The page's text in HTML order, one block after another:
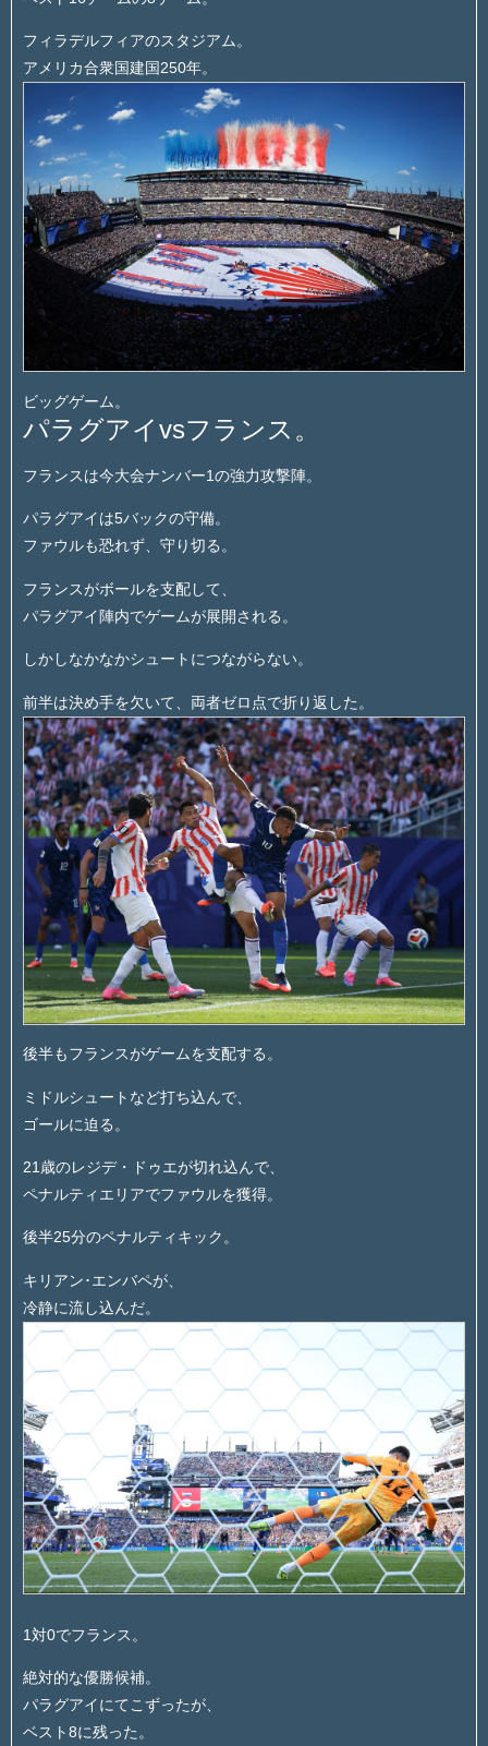
フィラデルフィアのスタジアム。
アメリカ合衆国建国250年。
ビッグゲーム。
パラグアイvsフランス。
フランスは今大会ナンバー1の強力攻撃陣。
パラグアイは5バックの守備。
ファウルも恐れず、守り切る。
フランスがボールを支配して、
パラグアイ陣内でゲームが展開される。
しかしなかなかシュートにつながらない。
前半は決め手を欠いて、両者ゼロ点で折り返した。
後半もフランスがゲームを支配する。
ミドルシュートなど打ち込んで、
ゴールに迫る。
21歳のレジデ・ドゥエが切れ込んで、
ペナルティエリアでファウルを獲得。
後半25分のペナルティキック。
キリアン･エンバペが、
冷静に流し込んだ。
1対0でフランス。
絶対的な優勝候補。
パラグアイにてこずったが、
ベスト8に残った。